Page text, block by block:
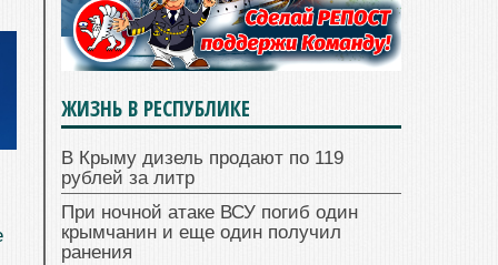
ЖИЗНЬ В РЕСПУБЛИКЕ
В Крыму дизель продают по 119
рублей за литр
При ночной атаке ВСУ погиб один
крымчанин и еще один получил
ранения